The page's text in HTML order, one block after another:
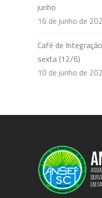
junho
16 de junho de
Café de
sexta (12/6)
10 de junho de